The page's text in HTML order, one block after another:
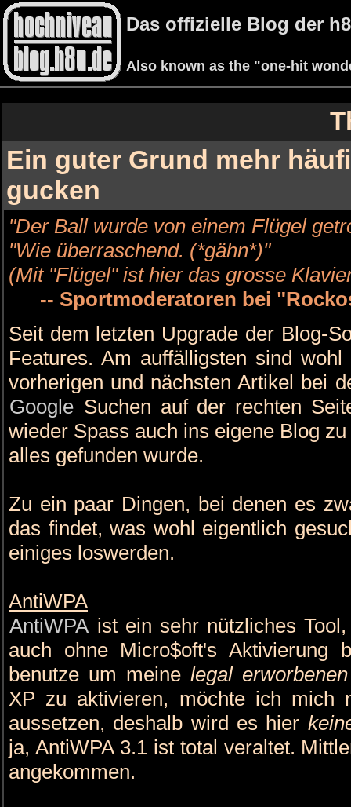
Das offizielle Blog der
Also known as the "one-hit
Ein guter Grund mehr
gucken
"Der Ball wurde von einem Flügel
"Wie überraschend. (*gähn*)"
(Mit "Flügel" ist hier das grosse
-- Sportmoderatoren bei
Seit dem letzten Upgrade der Blog-
Features. Am auffälligsten sind
vorherigen und nächsten Artikel bei
Google Suchen auf der rechten
wieder Spass auch ins eigene Blog
alles gefunden wurde.
Zu ein paar Dingen, bei denen es
das findet, was wohl eigentlich
einiges loswerden.
AntiWPA
AntiWPA ist ein sehr nützliches
auch ohne Micro$oft's Aktivierung
benutze um meine legal erworbenen
XP zu aktivieren, möchte ich
aussetzen, deshalb wird es hier
ja, AntiWPA 3.1 ist total veraltet.
angekommen.